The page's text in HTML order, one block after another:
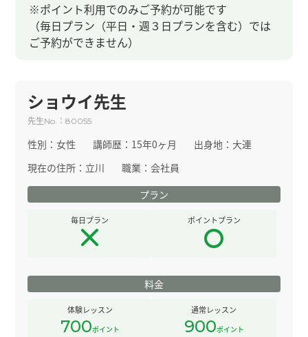
※ポイント利用でのみご予約が可能です
（毎日プラン（平日・週３日プランを含む）では
ご予約ができません）
ショウイ先生
先生No. ：80055
性別：女性 講師歴： 15年0ヶ月 出身地： 大連
現在の住所： 立川 職業：会社員
プラン
毎日プラン ポイントプラン
料金
体験レッスン
700ポイント
通常レッスン
900ポイント